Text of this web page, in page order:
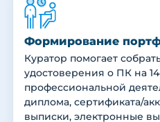
Формирование
Куратор помогает
удостоверения о ПК на
профессиональной
диплома, сертификата/
выписки, электронные